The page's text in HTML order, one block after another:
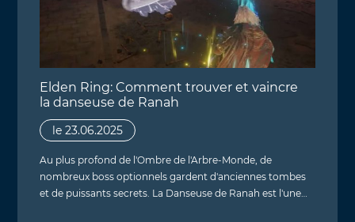
Elden Ring: Comment trouver et vaincre
la danseuse de Ranah
le 23.06.2025
Au plus profond de l'Ombre de l'Arbre-Monde, de
nombreux boss optionnels gardent d'anciennes tombes
et de puissants secrets. La Danseuse de Ranah est l'une…